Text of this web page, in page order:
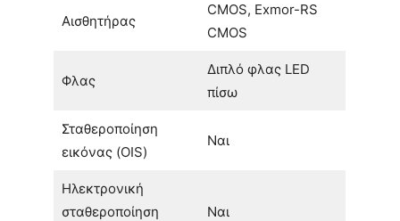
Αισθητήρας
CMOS, Exmor-RS
CMOS
Φλας
Διπλό φλας LED
πίσω
Σταθεροποίηση
εικόνας (OIS)
Ναι
Ηλεκτρονική
σταθεροποίηση
Ναι